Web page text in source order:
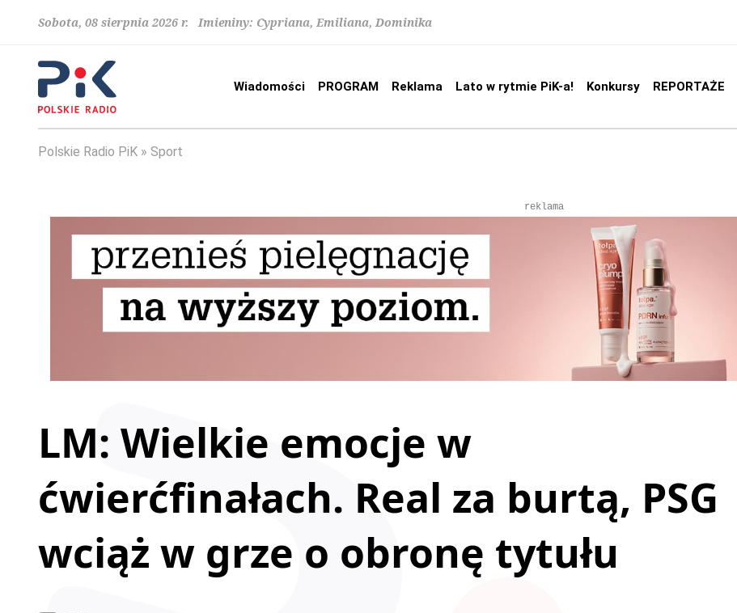
Sobota, 08 sierpnia 2026 r. Imieniny: Cypriana, Emiliana, Dominika
Wiadomości PROGRAM Reklama Lato w rytmie PiK-a! Konkursy REPORTAŻE
Polskie Radio PiK Sport
reklama
LM: Wielkie emocje w
ćwierćfinałach. Real za burtą, PSG
wciąż w grze o obronę tytułu